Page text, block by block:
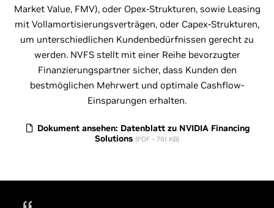
Market Value, FMV), oder Opex-Strukturen, sowie Leasing
mit Vollamortisierungsverträgen, oder Capex-Strukturen,
um unterschiedlichen Kundenbedürfnissen gerecht zu
werden. NVFS stellt mit einer Reihe bevorzugter
Finanzierungspartner sicher, dass Kunden den
bestmöglichen Mehrwert und optimale Cashflow-
Einsparungen erhalten.
Dokument ansehen: Datenblatt zu NVIDIA Financing
Solutions (PDF – 791 KB)